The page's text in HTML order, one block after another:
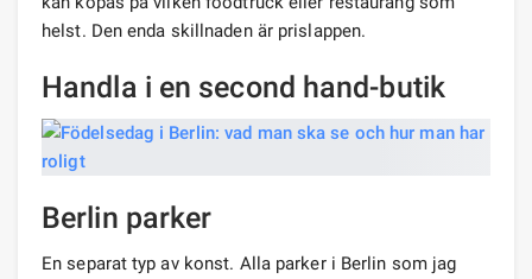
helst. Den enda skillnaden är prislappen.
Handla i en second hand-butik
Berlin parker
En separat typ av konst. Alla parker i Berlin som jag